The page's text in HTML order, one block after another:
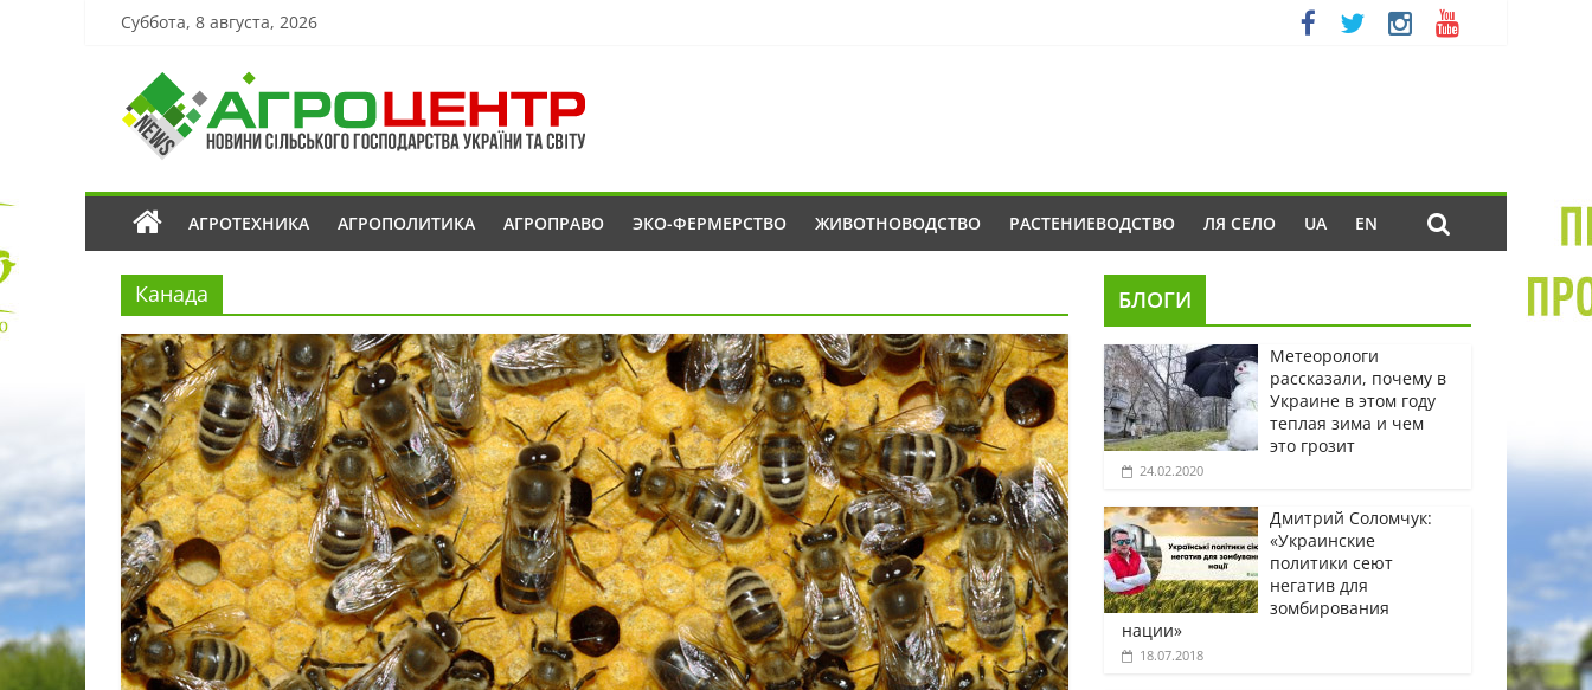
Суббота, 8 августа, 2026
АГРОТЕХНИКА АГРОПОЛИТИКА АГРОПРАВО ЭКО-ФЕРМЕРСТВО ЖИВОТНОВОДСТВО РАСТЕНИЕВОДСТВО ЛЯ СЕЛО UA EN
Канада БЛОГИ
Метеорологи
рассказали, почему в
Украине в этом году
теплая зима и чем
это грозит
24.02.2020
Дмитрий Соломчук:
«Украинские
политики сеют
негатив для
зомбирования
нации»
18.07.2018